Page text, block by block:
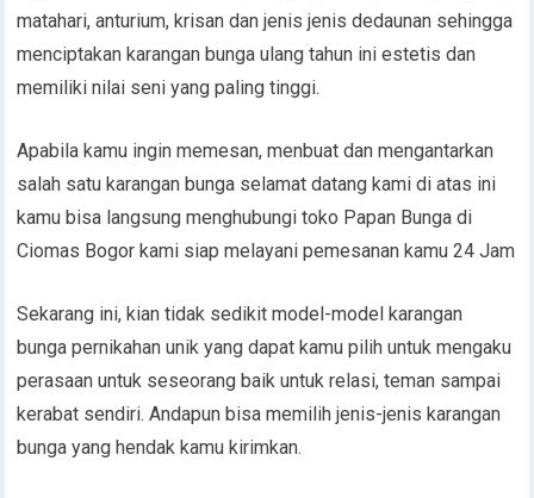
matahari, anturium, krisan dan jenis jenis dedaunan sehingga
menciptakan karangan bunga ulang tahun ini estetis dan
memiliki nilai seni yang paling tinggi.
Apabila kamu ingin memesan, menbuat dan mengantarkan
salah satu karangan bunga selamat datang kami di atas ini
kamu bisa langsung menghubungi toko Papan Bunga di
Ciomas Bogor kami siap melayani pemesanan kamu 24 Jam
Sekarang ini, kian tidak sedikit model-model karangan
bunga pernikahan unik yang dapat kamu pilih untuk mengaku
perasaan untuk seseorang baik untuk relasi, teman sampai
kerabat sendiri. Andapun bisa memilih jenis-jenis karangan
bunga yang hendak kamu kirimkan.